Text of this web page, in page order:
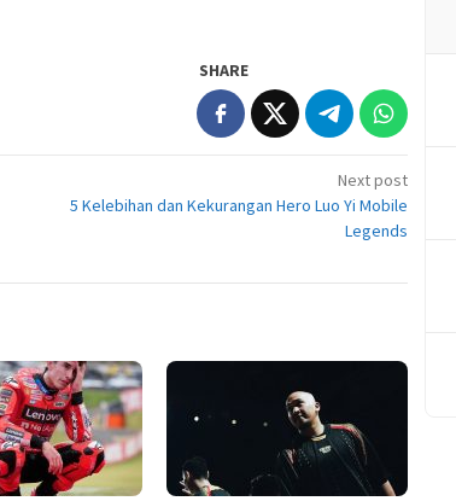
SHARE
Next post
5 Kelebihan dan Kekurangan Hero Luo Yi Mobile
Legends